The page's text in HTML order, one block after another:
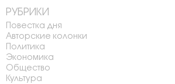
РУБРИКИ
Повестка дня
Авторские колонки
Политика
Экономика
Общество
Культура